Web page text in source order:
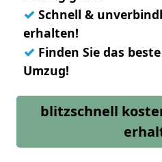
✓ Schnell &
erhalten!
✓ Finden Sie das
Umzug!
blitzschnell